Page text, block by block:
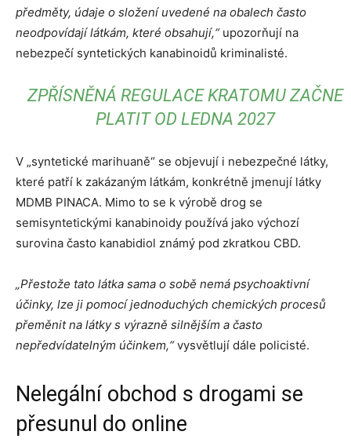
předměty, údaje o složení uvedené na obalech často
neodpovídají látkám, které obsahují,“ upozorňují na
nebezpečí syntetických kanabinoidů kriminalisté.
ZPŘÍSNĚNÁ REGULACE KRATOMU ZAČNE
PLATIT OD LEDNA 2027
V „syntetické marihuaně“ se objevují i nebezpečné látky,
které patří k zakázaným látkám, konkrétně jmenují látky
MDMB PINACA. Mimo to se k výrobě drog se
semisyntetickými kanabinoidy používá jako výchozí
surovina často kanabidiol známý pod zkratkou CBD.
„Přestože tato látka sama o sobě nemá psychoaktivní
účinky, lze ji pomocí jednoduchých chemických procesů
přeměnit na látky s výrazně silnějším a často
nepředvídatelným účinkem,“vysvětlují dále policisté.
Nelegální obchod s drogami se
přesunul do online